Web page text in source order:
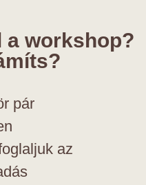
pár
az
a workshop?